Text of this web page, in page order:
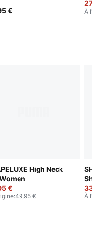
€
À
High Neck
€
:49,95 € À